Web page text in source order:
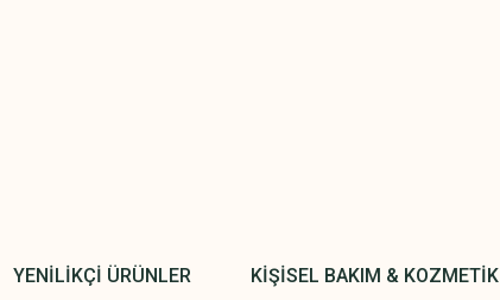
YENİLİKÇİ ÜRÜNLER KİŞİSEL BAKIM & KOZMETİK